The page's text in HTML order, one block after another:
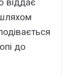
віддає
до